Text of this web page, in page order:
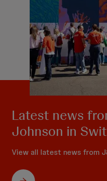
Latest news
Johnson in
View all latest news from